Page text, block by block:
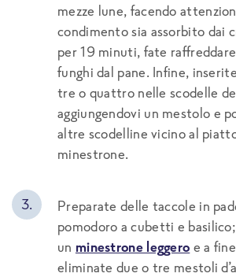
mezze lune, facendo
condimento sia assorbito dai
per 19 minuti, fate
funghi dal pane. Infine,
tre o quattro nelle scodelle
aggiungendovi un mestolo e
altre scodelline vicino al
minestrone.
Preparate delle taccole in
pomodoro a cubetti e
un minestrone leggero e a
eliminate due o tre mestoli